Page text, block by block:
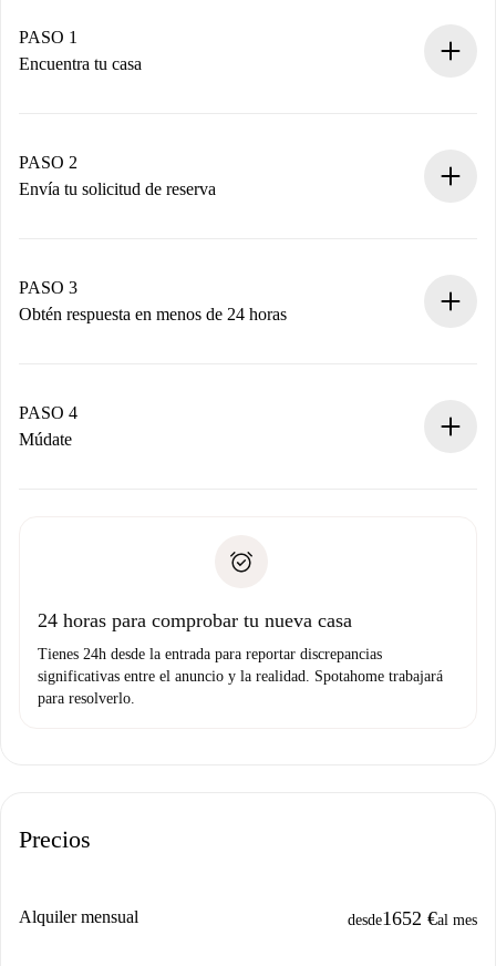
PASO 1
Encuentra tu casa
Tienes toda la información necesaria por adelantado.
PASO 2
Envía tu solicitud de reserva
propietario acepte.
PASO 3
Obtén respuesta en menos de 24 horas
contacto con el propietario.
Si es rechazada: No te haremos ningún cargo y te
Prueba de solvencia
PASO 4
Múdate
no nos comunicas ningún problema.
24 horas para comprobar tu nueva casa
Tienes 24h desde la entrada para reportar discrepancias
significativas entre el anuncio y la realidad. Spotahome trabajará
para resolverlo.
Precios
Alquiler mensual desde1652 €al mes